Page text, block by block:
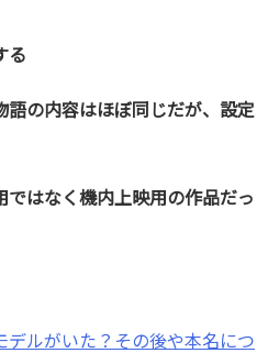
る
語の内容はほぼ同じだが、設定
ではなく機内上映用の作品だっ
デルがいた？その後や本名につ